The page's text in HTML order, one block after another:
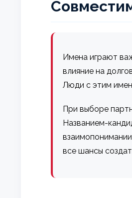
Имена играют
влияние на
Люди с этим
При выборе
Названием-
все шансы